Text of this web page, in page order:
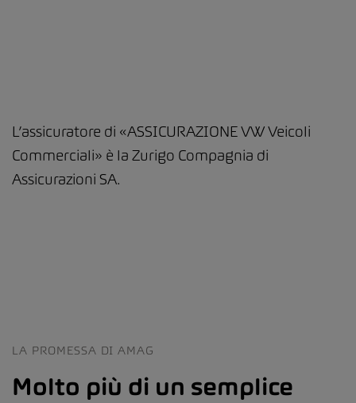
L’assicuratore di «ASSICURAZIONE VW Veicoli
Commerciali» è la Zurigo Compagnia di
Assicurazioni SA.
LA PROMESSA DI AMAG
Molto più di un semplice